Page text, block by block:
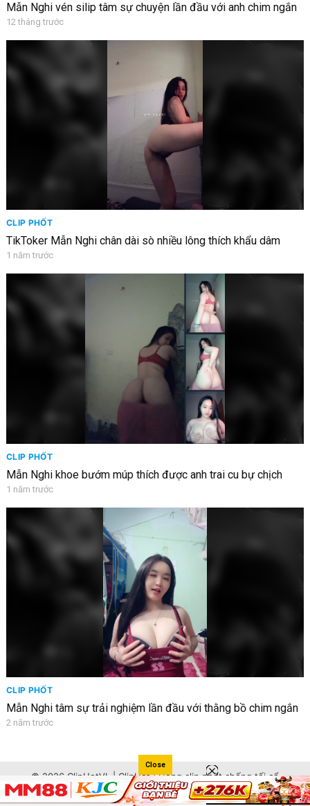
Mẫn Nghi vén silip tâm sự chuyện lần đầu với anh chim ngắn
12 tháng trước
CLIP PHỐT
TikToker Mẫn Nghi chân dài sò nhiều lông thích khẩu dâm
1 năm trước
CLIP PHỐT
Mẫn Nghi khoe bướm múp thích được anh trai cu bự chịch
1 năm trước
CLIP PHỐT
Mẫn Nghi tâm sự trải nghiệm lần đầu với thằng bồ chim ngắn
2 năm trước
© 2026 ClipHotVL | ClipHot | Hóng clip phốt chống tối cổ
nhanh nhất Việt Nam
Close